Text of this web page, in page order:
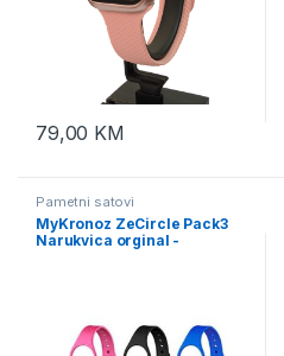
79,00 KM
Pametni satovi
MyKronoz ZeCircle Pack3
Narukvica orginal -